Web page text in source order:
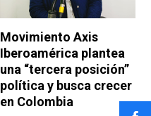
Movimiento Axis
Iberoamérica plantea
una “tercera posición”
política y busca crecer
en Colombia